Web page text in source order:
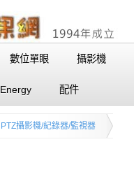
數位單眼 攝影機
Energy 配件
PTZ攝影機/紀錄器/監視器